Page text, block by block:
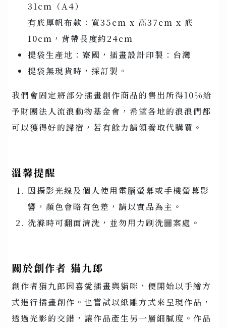
31cm（A4）
有底厚帆布款：寬35cm x 高37cm x 底
10cm，背帶長度約24cm
提袋生產地：寮國，插畫設計印製：台灣
提袋無現貨時，採訂製。
我們會固定將部分插畫創作商品的售出所得10%給
予財團法人流浪動物基金會，希望各地的浪浪們都
可以獲得好的歸宿，若有餘力請領養取代購買。
溫馨提醒
因攝影光線及個人使用電腦螢幕或手機螢幕影
響，顏色會略有色差，請以實品為主。
洗滌時可翻面清洗，並勿用力刷洗圖案處。
關於創作者 猫九郎
創作者猫九郎因喜愛插畫與貓咪，便開始以手繪方
式進行插畫創作。也嘗試以紙雕方式來呈現作品，
透過光影的交錯，讓作品產生另一層細膩度。作品